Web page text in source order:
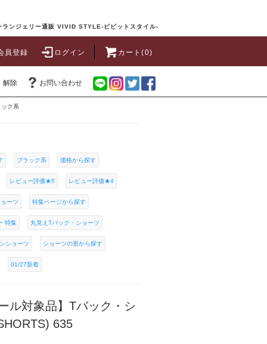
ランジェリー通販 VIVID STYLE-ビビットスタイル-
員登録 ログイン カート(0)
解除 お問い合わせ
ック系
ブラック系 価格から探す
レビュー評価★5 レビュー評価★4
ーツ 特集ページから探す
特集 丸見えTバック・ショーツ
ショーツ ショーツの形から探す
01/27新着
ル対象品】Tバック・シ
635